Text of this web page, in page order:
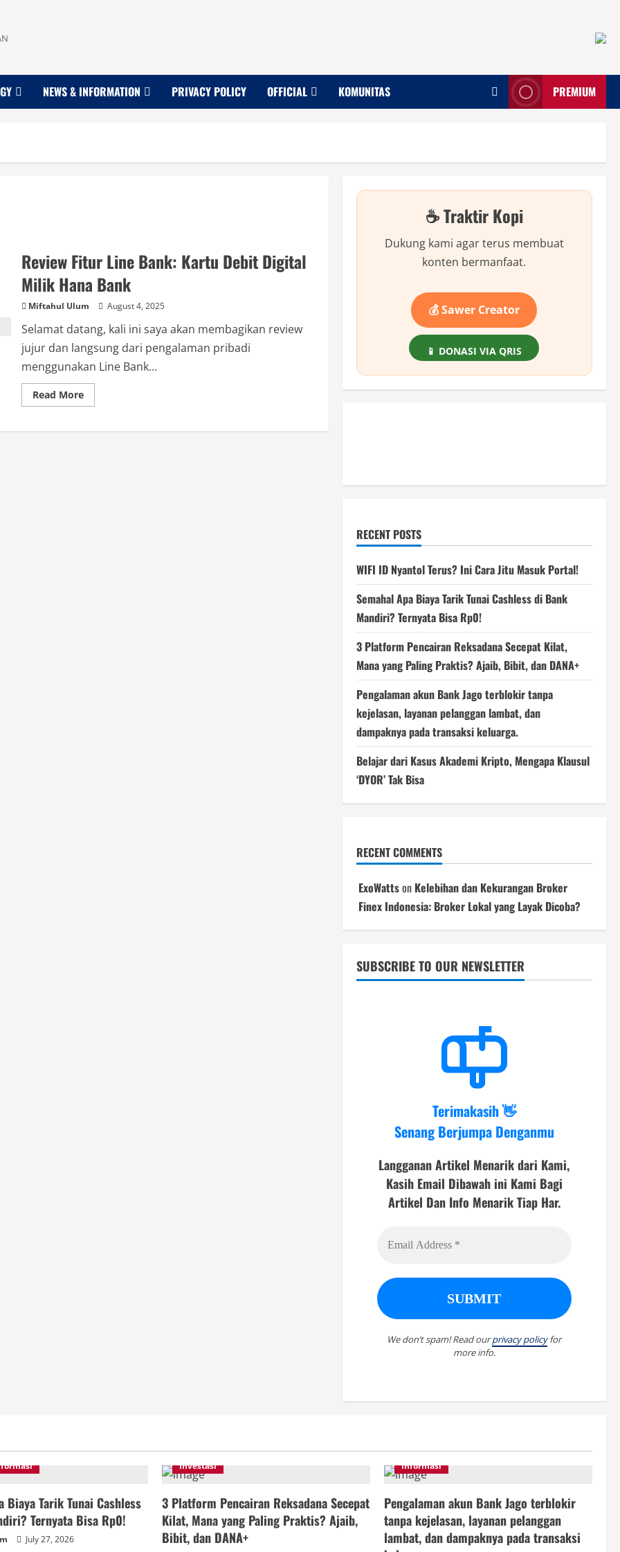
NEWS & INFORMATION PRIVACY POLICY OFFICIAL KOMUNITAS PREMIUM
Review Fitur Line Bank: Kartu Debit Digital
Milik Hana Bank
Miftahul Ulum August 4, 2025
Selamat datang, kali ini saya akan membagikan review
jujur dan langsung dari pengalaman pribadi
menggunakan Line Bank...
Read MoreRead
more
Fitur
☕ Traktir Kopi
Dukung kami agar terus membuat
konten bermanfaat.
💰 Sawer Creator
📱 DONASI VIA QRIS
RECENT POSTS
WIFI ID Nyantol Terus? Ini Cara Jitu Masuk Portal!
Semahal Apa Biaya Tarik Tunai Cashless di Bank
Mandiri? Ternyata Bisa Rp0!
3 Platform Pencairan Reksadana Secepat Kilat,
Mana yang Paling Praktis? Ajaib, Bibit, dan DANA+
Pengalaman akun Bank Jago terblokir tanpa
kejelasan, layanan pelanggan lambat, dan
dampaknya pada transaksi keluarga.
Belajar dari Kasus Akademi Kripto, Mengapa Klausul
‘DYOR’ Tak Bisa
RECENT COMMENTS
ExoWattson Kelebihan dan Kekurangan Broker
Finex Indonesia: Broker Lokal yang Layak Dicoba?
SUBSCRIBE TO OUR NEWSLETTER
Terimakasih 👋
Senang Berjumpa Denganmu
Langganan Artikel Menarik dari Kami,
Kasih Email Dibawah ini Kami Bagi
Artikel Dan Info Menarik Tiap Har.
We don’t spam! Read ourprivacy policyfor
more info.
Biaya Tarik Tunai Cashless
Ternyata Bisa Rp0!
July 27, 2026
Investasi
3 Platform Pencairan Reksadana Secepat
Kilat, Mana yang Paling Praktis? Ajaib,
Bibit, dan DANA+
informasi
Pengalaman akun Bank Jago terblokir
tanpa kejelasan, layanan pelanggan
lambat, dan dampaknya pada transaksi